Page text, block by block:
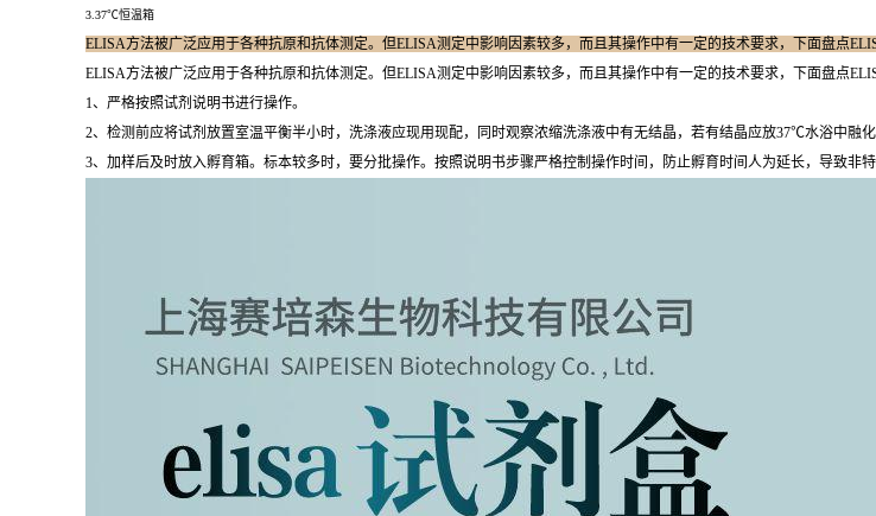
3.37℃恒温箱
ELISA方法被广泛应用于各种抗原和抗体测定。但ELISA测定中影响因素较多，而且其操作中有一定的技术要求，下面盘点
ELISA方法被广泛应用于各种抗原和抗体测定。但ELISA测定中影响因素较多，而且其操作中有一定的技术要求，下面盘点
1、严格按照试剂说明书进行操作。
2、检测前应将试剂放置室温平衡半小时，洗涤液应现用现配，同时观察浓缩洗涤液中有无结晶，若有结晶应放37℃水浴中融
3、加样后及时放入孵育箱。标本较多时，要分批操作。按照说明书步骤严格控制操作时间，防止孵育时间人为延长，导致非